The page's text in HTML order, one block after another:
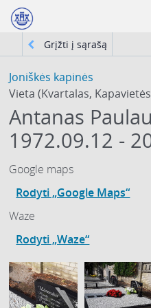
Grįžti į sąrašą
Joniškės kapinės
Vieta (Kvartalas,
Antanas
1972.09.12 -
Google maps
Rodyti „Google Maps“
Waze
Rodyti „Waze“